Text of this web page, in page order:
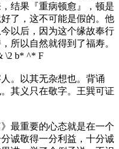
结果『重病顿愈』，顿是
了，这不可能是假的。他
以后，因为这个缘故奉行
所以自然就得到了福寿。
\2 b* ^* F
。以其无杂想也。背诵
其义只在敬字。王巽可证
最重要的心态就是在一个
诚敬得一分利益，十分诚